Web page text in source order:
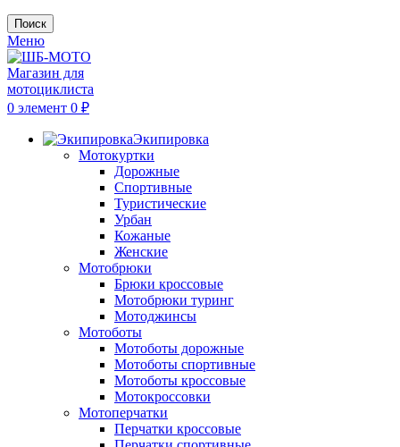
Поиск
Меню
0 элемент 0 ₽
Экипировка
Мотокуртки
Дорожные
Спортивные
Туристические
Урбан
Кожаные
Женские
Мотобрюки
Брюки кроссовые
Мотобрюки туринг
Мотоджинсы
Мотоботы
Мотоботы дорожные
Мотоботы спортивные
Мотоботы кроссовые
Мотокроссовки
Мотоперчатки
Перчатки кроссовые